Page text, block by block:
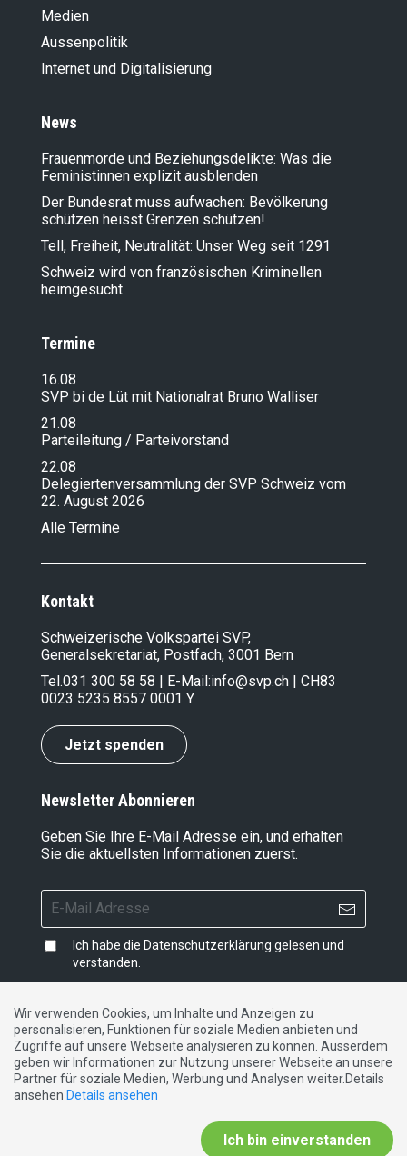
Medien
Aussenpolitik
Internet und Digitalisierung
News
Frauenmorde und Beziehungsdelikte: Was die
Feministinnen explizit ausblenden
Der Bundesrat muss aufwachen: Bevölkerung
schützen heisst Grenzen schützen!
Tell, Freiheit, Neutralität: Unser Weg seit 1291
Schweiz wird von französischen Kriminellen
heimgesucht
Termine
16.08
SVP bi de Lüt mit Nationalrat Bruno Walliser
21.08
Parteileitung / Parteivorstand
22.08
Delegiertenversammlung der SVP Schweiz vom
22. August 2026
Alle Termine
Kontakt
Schweizerische Volkspartei SVP,
Generalsekretariat, Postfach, 3001 Bern
Tel.031 300 58 58 | E-Mail:info@svp.ch | CH83
0023 5235 8557 0001 Y
Jetzt spenden
Newsletter Abonnieren
Geben Sie Ihre E-Mail Adresse ein, und erhalten
Sie die aktuellsten Informationen zuerst.
Ich habe die Datenschutzerklärung gelesen und
verstanden.
Impressum|Datenschutzerklärung|Kontakt
DE FR IT
Wir verwenden Cookies, um Inhalte und Anzeigen zu
personalisieren, Funktionen für soziale Medien anbieten und
Zugriffe auf unsere Webseite analysieren zu können. Ausserdem
geben wir Informationen zur Nutzung unserer Webseite an unsere
Partner für soziale Medien, Werbung und Analysen weiter.Details
ansehen Details ansehen
Ich bin einverstanden